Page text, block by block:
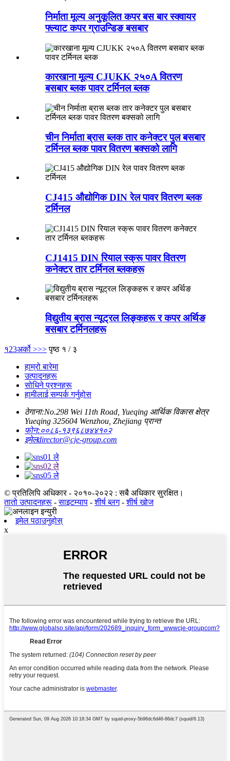
निर्माता मूल्य अनुकूलित कपर बस बार स्क्वायर
फ्ल्याट कपर ग्राउन्डिङ बसबार
कारखाना मूल्य CJUKK २५०A वितरण
बसबार ब्लक पावर टर्मिनल ब्लक
चीन निर्माता ब्रास ब्लक तार कनेक्टर पुल बसबार
टर्मिनल ब्लक पावर वितरण बक्सको लागि
CJ415 औद्योगिक DIN रेल पावर वितरण ब्लक
टर्मिनल
CJ1415 DIN रियाल स्क्रू पावर वितरण
कनेक्टर तार टर्मिनल ब्लकहरू
विद्युतीय ब्रास न्यूट्रल लिङ्कहरू र कपर अर्थिङ
बसबार टर्मिनलहरू
१23अर्को >>> पृष्ठ १ / ३
हाम्रो बारेमा
उत्पादनहरू
सोधिने प्रश्नहरू
हामीलाई सम्पर्क गर्नुहोस
ठेगाना:No.298 Wei 11th Road, Yueqing आर्थिक विकास क्षेत्र
Yueqing 325604 Wenzhou, Zhejiang प्रान्त
फोन:००८६-१३९६८७४४१०२
इमेलdirector@cje-group.com
© प्रतिलिपि अधिकार - २०१०-२०२२ : सबै अधिकार सुरक्षित।
तातो उत्पादनहरू -साइटम्याप -शीर्ष ब्लग-शीर्ष खोज
इमेल पठाउनुहोस्
x